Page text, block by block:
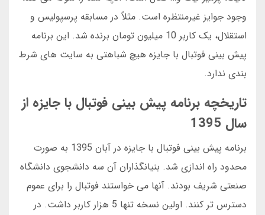
وجود جوایز غیرمنتظره است. مثلاً در مسابقه پرسپولیس و
استقلال، یک کاربر 10 میلیون تومان برنده شد. این برنامه
پیش بینی فوتبال با جایزه هیچ شباهتی به سایت های شرط
بندی ندارد.
تاریخچه برنامه پیش بینی فوتبال با جایزه از
سال 1395
برنامه پیش بینی فوتبال با جایزه در آبان 1395 به صورت
محدود راه اندازی شد. بنیانگذاران آن سه دانشجوی دانشگاه
صنعتی شریف بودند. آنها می خواستند فوتبال را برای عموم
دسترس تر کنند. اولین نسخه تنها 5 هزار کاربر داشت. در